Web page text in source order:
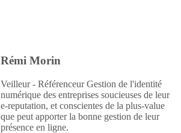
Rémi Morin
Veilleur - Référenceur Gestion de l'identité
numérique des entreprises soucieuses de leur
e-reputation, et conscientes de la plus-value
que peut apporter la bonne gestion de leur
présence en ligne.